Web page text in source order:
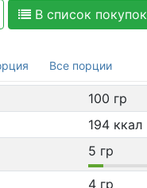
В список покупок
Все порции
100 гр
194 ккал
5 гр
4 гр